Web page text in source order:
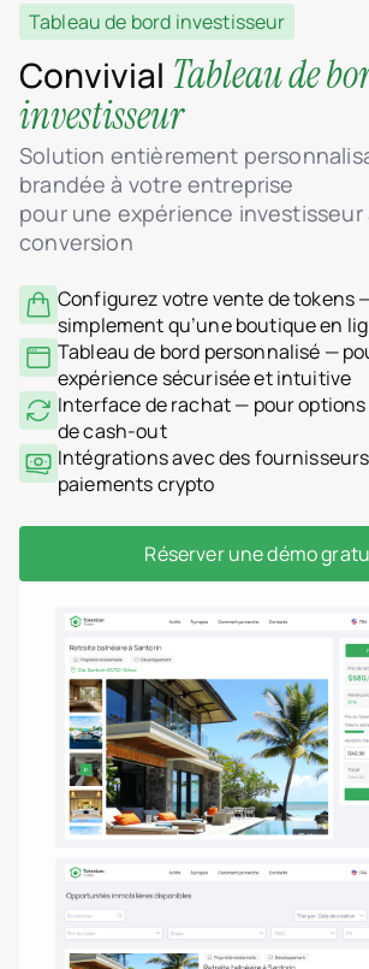
Tableau de bord investisseur
Convivial Tableau de
investisseur
Solution entièrement
brandée à votre entreprise
pour une expérience investisseur
conversion
Configurez votre vente de tokens
simplement qu’une boutique en
Tableau de bord personnalisé —
expérience sécurisée et intuitive
Interface de rachat — pour
de cash-out
Intégrations avec des
paiements crypto
Réserver une démo